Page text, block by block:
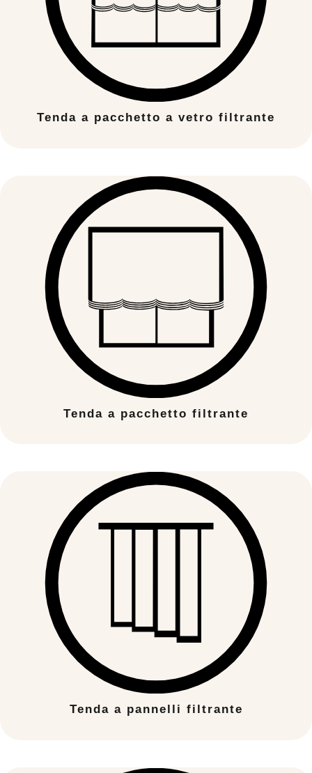
Tenda a pacchetto a vetro filtrante
Tenda a pacchetto filtrante
Tenda a pannelli filtrante